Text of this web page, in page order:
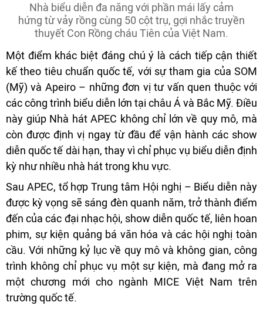
Nhà biểu diễn đa năng với phần mái lấy cảm
hứng từ vảy rồng cùng 50 cột trụ, gợi nhắc truyền
thuyết Con Rồng cháu Tiên của Việt Nam.
Một điểm khác biệt đáng chú ý là cách tiếp cận thiết
kế theo tiêu chuẩn quốc tế, với sự tham gia của SOM
(Mỹ) và Apeiro – những đơn vị tư vấn quen thuộc với
các công trình biểu diễn lớn tại châu Á và Bắc Mỹ. Điều
này giúp Nhà hát APEC không chỉ lớn về quy mô, mà
còn được định vị ngay từ đầu để vận hành các show
diễn quốc tế dài hạn, thay vì chỉ phục vụ biểu diễn định
kỳ như nhiều nhà hát trong khu vực.
Sau APEC, tổ hợp Trung tâm Hội nghị – Biểu diễn này
được kỳ vọng sẽ sáng đèn quanh năm, trở thành điểm
đến của các đại nhạc hội, show diễn quốc tế, liên hoan
phim, sự kiện quảng bá văn hóa và các hội nghị toàn
cầu. Với những kỷ lục về quy mô và không gian, công
trình không chỉ phục vụ một sự kiện, mà đang mở ra
một chương mới cho ngành MICE Việt Nam trên
trường quốc tế.